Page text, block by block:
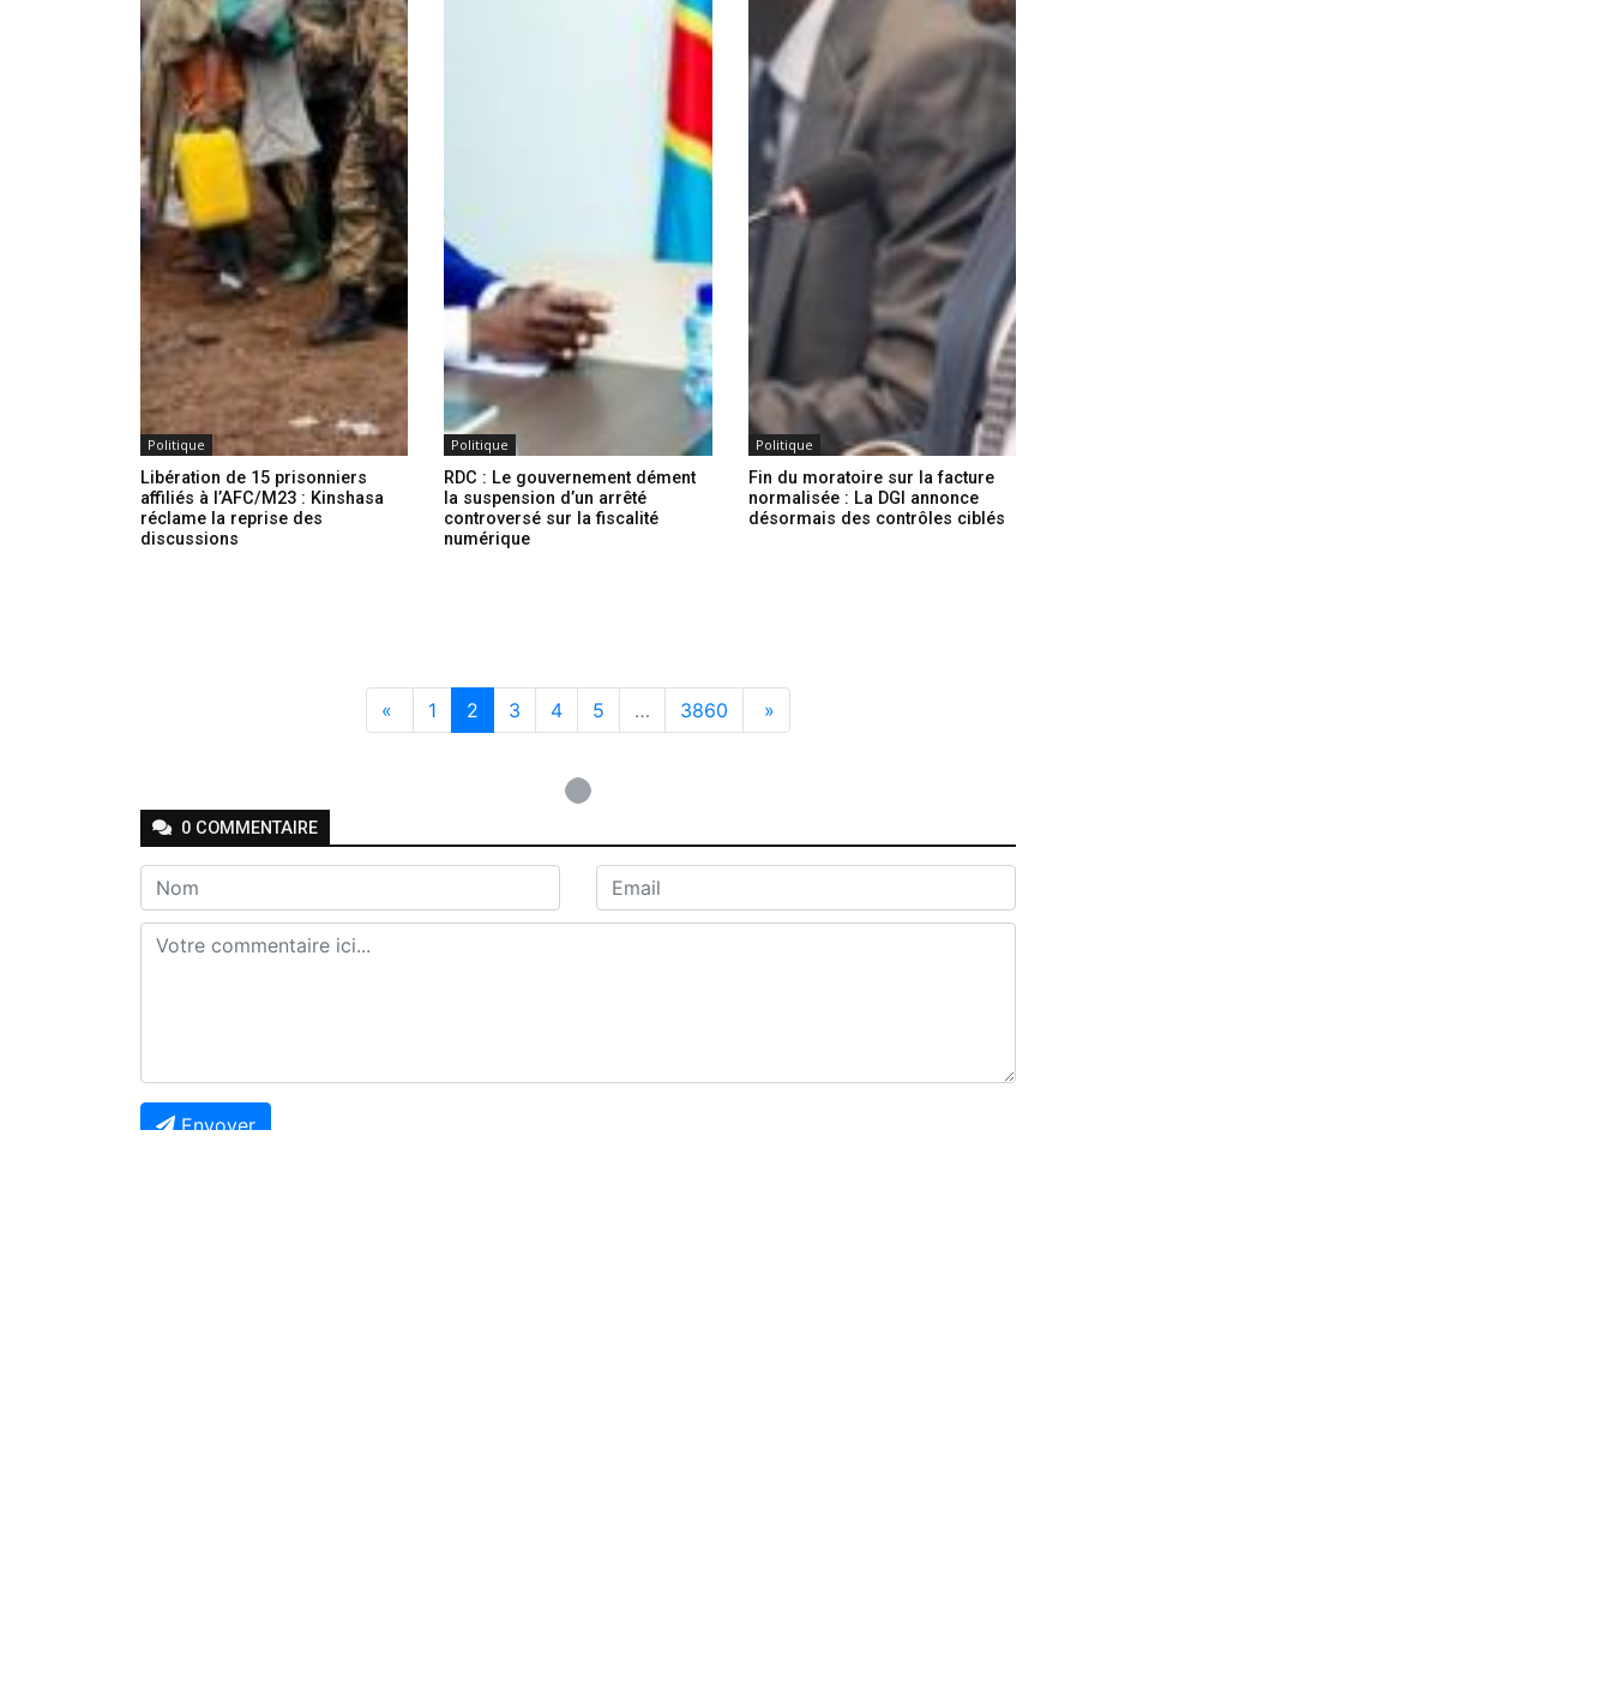
Politique
Libération de 15 prisonniers
affiliés à l’AFC/M23 : Kinshasa
réclame la reprise des
discussions
Politique
RDC : Le gouvernement dément
la suspension d’un arrêté
controversé sur la fiscalité
numérique
Politique
Fin du moratoire sur la facture
normalisée : La DGI annonce
désormais des contrôles ciblés
« 1 2 3 4 5 … 3860 »
Envoyer